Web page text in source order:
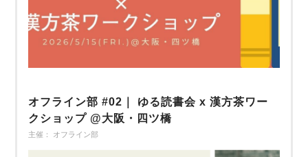
オフライン部 #02｜ ゆる読書会 x 漢方茶ワー
クショップ @大阪・四ツ橋
主催： オフライン部